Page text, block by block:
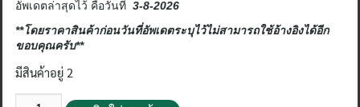
อัพเดตล่าสุดไว้ คือวันที่ 3-8-2026
**โดยราคาสินค้าก่อนวันที่อัพเดตระบุไว้ไม่สามารถใช้อ้างอิงได้อีก
ขอบคุณครับ**
มีสินค้าอยู่ 2
จำนวน